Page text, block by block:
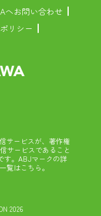
へお問い合わせ
リシー
サービスが、著作権
サービスであること
す。ABJマークの詳
覧はこちら。
2026